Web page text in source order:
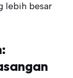
lebih besar